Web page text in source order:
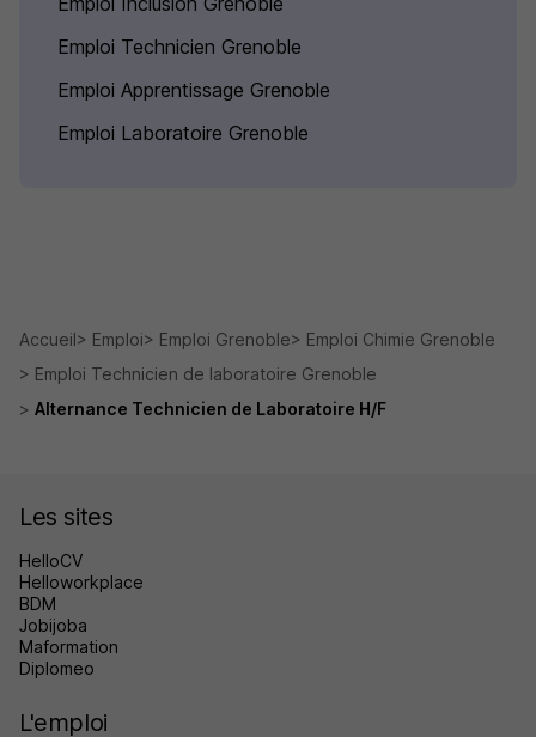
Emploi Technicien Grenoble
Emploi Apprentissage Grenoble
Emploi Laboratoire Grenoble
Accueil Emploi Emploi Grenoble
Emploi Chimie Grenoble
Emploi Technicien de laboratoire Grenoble
Alternance Technicien de Laboratoire H/F
Les sites
HelloCV
Helloworkplace
BDM
Jobijoba
Maformation
Diplomeo
L'emploi